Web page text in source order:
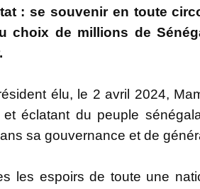
: se souvenir en toute
choix de millions de
élu, le 2 avril 2024,
éclatant du peuple
sa gouvernance et de
les espoirs de toute une